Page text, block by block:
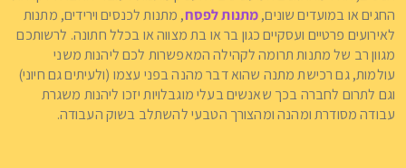
החגים או במועדים שונים,מתנות לפסח, מתנות לכנסים וירידים, מתנות
לאירועים פרטיים ועסקיים כגון בר או בת מצווה או בכלל חתונה. לרשותכם
מגוון רב של מתנות תרומה לקהילה המאפשרות לכם ליהנות משני
עולמות, גם רכישת מתנה שהוא דבר מהנה בפני עצמו (ולעיתים גם חיוני)
וגם לתרום לחברה בכך שאנשים בעלי מוגבלויות יזכו ליהנות משגרת
עבודה מסודרת ומהנה ומהצורך הטבעי להשתלב בשוק העבודה.